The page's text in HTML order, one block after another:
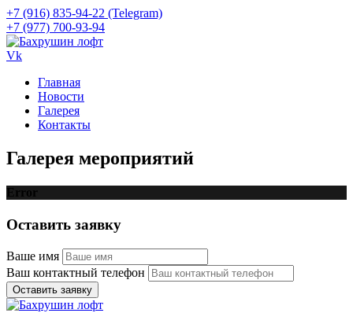
+7 (916) 835-94-22 (Telegram)
+7 (977) 700-93-94
Vk
Главная
Новости
Галерея
Контакты
Галерея мероприятий
Error
Оставить заявку
Ваше имя
Ваш контактный телефон
Оставить заявку